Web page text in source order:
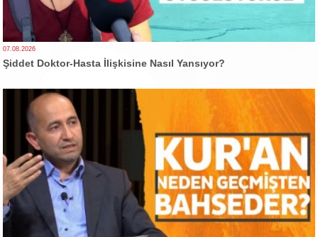
07.08.2026
Şiddet Doktor-Hasta İlişkisine Nasıl Yansıyor?